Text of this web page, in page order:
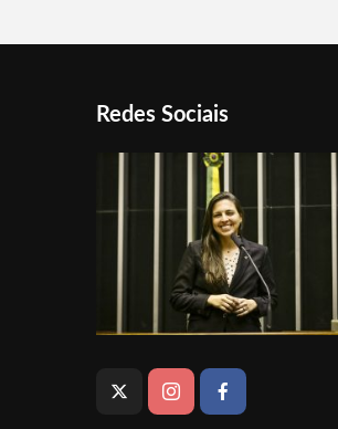
Redes Sociais